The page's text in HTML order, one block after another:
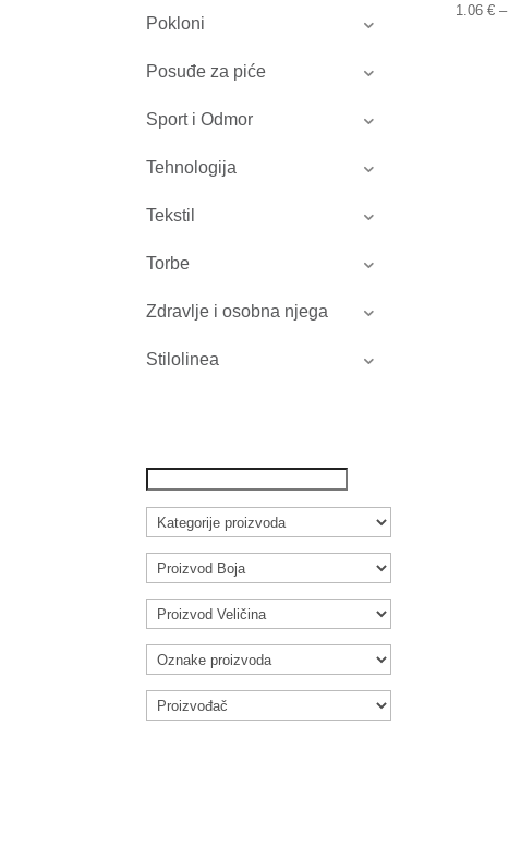
Pokloni
Posuđe za piće
Sport i Odmor
Tehnologija
Tekstil
Torbe
Zdravlje i osobna njega
Stilolinea
1.06 € –